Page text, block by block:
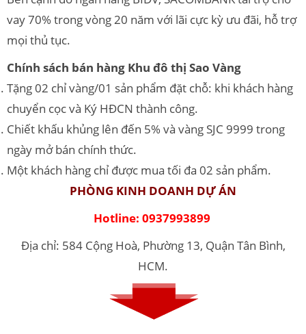
vay 70% trong vòng 20 năm với lãi cực kỳ ưu đãi, hỗ trợ
mọi thủ tục.
Chính sách bán hàng Khu đô thị Sao Vàng
Tặng 02 chỉ vàng/01 sản phẩm đặt chỗ: khi khách hàng
chuyển cọc và Ký HĐCN thành công.
Chiết khấu khủng lên đến 5% và vàng SJC 9999 trong
ngày mở bán chính thức.
Một khách hàng chỉ được mua tối đa 02 sản phẩm.
PHÒNG KINH DOANH DỰ ÁN
Hotline: 0937993899
Địa chỉ: 584 Cộng Hoà, Phường 13, Quận Tân Bình,
HCM.